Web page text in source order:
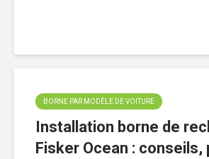
BORNE PAR MODÈLE DE VOITURE
Installation borne de
Fisker Ocean : conseils,